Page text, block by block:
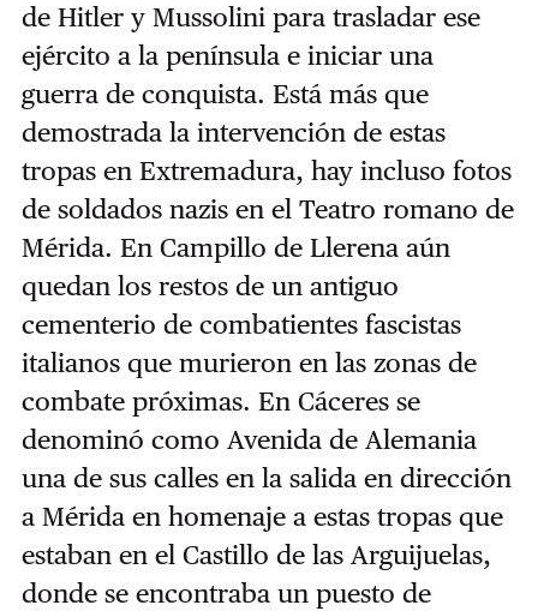
de Hitler y Mussolini para trasladar ese
ejército a la península e iniciar una
guerra de conquista. Está más que
demostrada la intervención de estas
tropas en Extremadura, hay incluso fotos
de soldados nazis en el Teatro romano de
Mérida. En Campillo de Llerena aún
quedan los restos de un antiguo
cementerio de combatientes fascistas
italianos que murieron en las zonas de
combate próximas. En Cáceres se
denominó como Avenida de Alemania
una de sus calles en la salida en dirección
a Mérida en homenaje a estas tropas que
estaban en el Castillo de las Arguijuelas,
donde se encontraba un puesto de